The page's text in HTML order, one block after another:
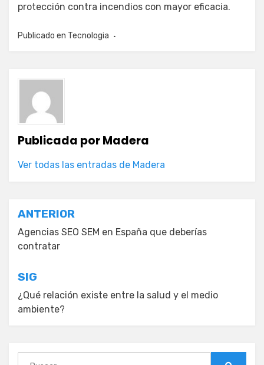
protección contra incendios con mayor eficacia.
Publicado en Tecnologia
Publicada porMadera
Ver todas las entradas de Madera
Navegación
de
entradas
ANTERIOR
Agencias SEO SEM en España que deberías
contratar
SIG
¿Qué relación existe entre la salud y el medio
ambiente?